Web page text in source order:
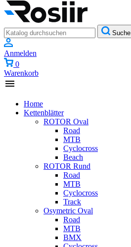
Suche
Anmelden
0
Warenkorb
Home
Kettenblätter
ROTOR Oval
Road
MTB
Cyclocross
Beach
ROTOR Rund
Road
MTB
Cyclocross
Track
Osymetric Oval
Road
MTB
BMX